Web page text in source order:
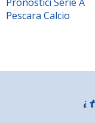
Pescara Calcio